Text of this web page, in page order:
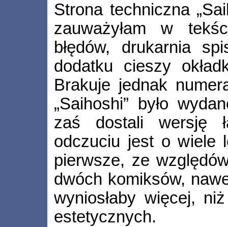
Strona techniczna
zauważyłam w
błędów, drukarnia
dodatku cieszy
Brakuje jednak
„Saihoshi” było
zaś dostali wersję
odczuciu jest o wiele
pierwsze, ze
dwóch komiksów,
wyniosłaby więcej,
estetycznych.